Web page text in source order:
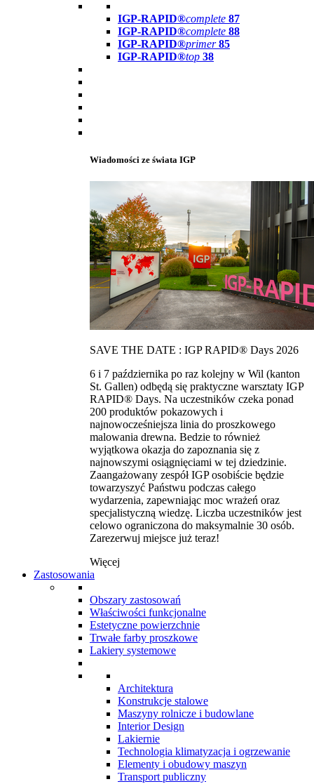
IGP-RAPID®complete 87
IGP-RAPID®complete 88
IGP-RAPID®primer 85
IGP-RAPID®top 38
Wiadomości ze świata IGP
SAVE THE DATE : IGP RAPID® Days 2026
6 i 7 października po raz kolejny w Wil (kanton
St. Gallen) odbędą się praktyczne warsztaty IGP
RAPID® Days. Na uczestników czeka ponad
200 produktów pokazowych i
najnowocześniejsza linia do proszkowego
malowania drewna. Bedzie to również
wyjątkowa okazja do zapoznania się z
najnowszymi osiągnięciami w tej dziedzinie.
Zaangażowany zespół IGP osobiście będzie
towarzyszyć Państwu podczas całego
wydarzenia, zapewniając moc wrażeń oraz
specjalistyczną wiedzę. Liczba uczestników jest
celowo ograniczona do maksymalnie 30 osób.
Zarezerwuj miejsce już teraz!
Więcej
Zastosowania
Obszary zastosowań
Właściwości funkcjonalne
Estetyczne powierzchnie
Trwałe farby proszkowe
Lakiery systemowe
Architektura
Konstrukcje stalowe
Maszyny rolnicze i budowlane
Interior Design
Lakiernie
Technologia klimatyzacja i ogrzewanie
Elementy i obudowy maszyn
Transport publiczny